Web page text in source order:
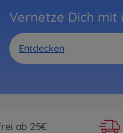
Vernetze Dich mit
Entdecken
ab 25€